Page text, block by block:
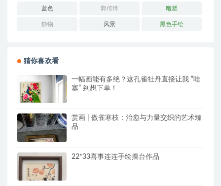
蓝色 郭传璋 雕塑
静物 风景 黑色手绘
猜你喜欢看
一幅画能有多绝？这孔雀牡丹直接让我 “哇
塞” 到想下单！
赏画 | 傲雀寒枝：治愈与力量交织的艺术臻
品
22*33喜事连连手绘摆台作品